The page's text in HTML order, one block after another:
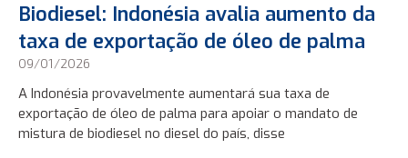
Biodiesel: Indonésia avalia aumento da
taxa de exportação de óleo de palma
09/01/2026
A Indonésia provavelmente aumentará sua taxa de
exportação de óleo de palma para apoiar o mandato de
mistura de biodiesel no diesel do país, disse